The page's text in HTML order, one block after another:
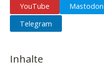
YouTube
Mastodon
Telegram
Inhalte